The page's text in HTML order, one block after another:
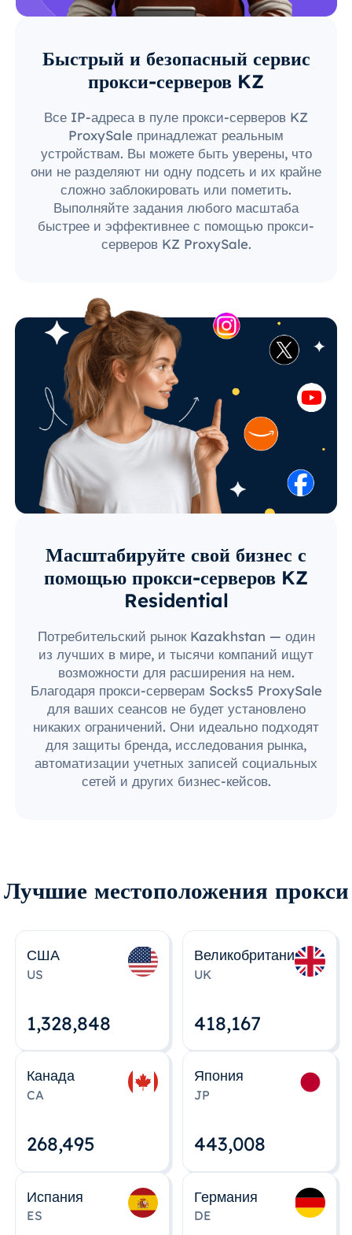
Быстрый и безопасный сервис
прокси-серверов KZ
Все IP-адреса в пуле прокси-серверов KZ
ProxySale принадлежат реальным
устройствам. Вы можете быть уверены, что
они не разделяют ни одну подсеть и их крайне
сложно заблокировать или пометить.
Выполняйте задания любого масштаба
быстрее и эффективнее с помощью прокси-
серверов KZ ProxySale.
Масштабируйте свой бизнес с
помощью прокси-серверов KZ
Residential
Потребительский рынок Kazakhstan — один
из лучших в мире, и тысячи компаний ищут
возможности для расширения на нем.
Благодаря прокси-серверам Socks5 ProxySale
для ваших сеансов не будет установлено
никаких ограничений. Они идеально подходят
для защиты бренда, исследования рынка,
автоматизации учетных записей социальных
сетей и других бизнес-кейсов.
Лучшие местоположения прокси
США
US
1,328,848
Великобритания
UK
418,167
Канада
CA
268,495
Япония
JP
443,008
Испания
ES
Германия
DE